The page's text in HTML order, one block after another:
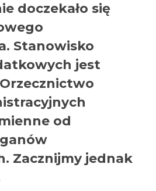
doczekało się
Stanowisko
jest
od
Zacznijmy jednak